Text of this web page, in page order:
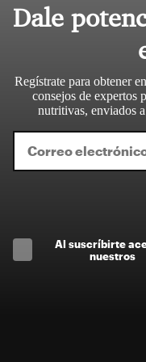
Dale
Regístrate para obtener
consejos de expertos
nutritivas, enviados
Al suscríbirte
nuestros